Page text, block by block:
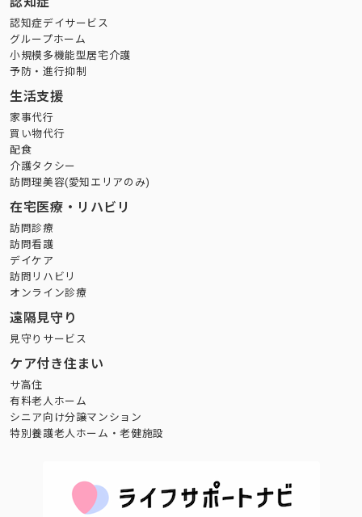
認知症デイサービス
グループホーム
小規模多機能型居宅介護
予防・進行抑制
生活支援
家事代行
買い物代行
配食
介護タクシー
訪問理美容(愛知エリアのみ)
在宅医療・リハビリ
訪問診療
訪問看護
デイケア
訪問リハビリ
オンライン診療
遠隔見守り
見守りサービス
ケア付き住まい
サ高住
有料老人ホーム
シニア向け分譲マンション
特別養護老人ホーム・老健施設